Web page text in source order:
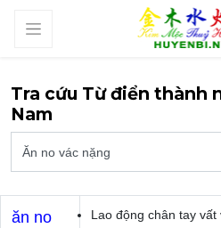
Tra cứu Từ điển thành
Nam
ăn no
Lao động chân tay vất